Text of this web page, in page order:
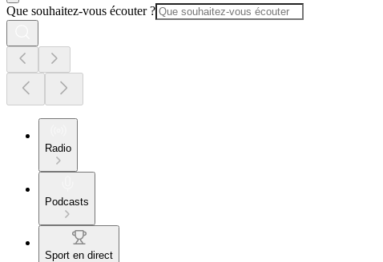
Que souhaitez-vous écouter ?
Radio
Podcasts
Sport en direct